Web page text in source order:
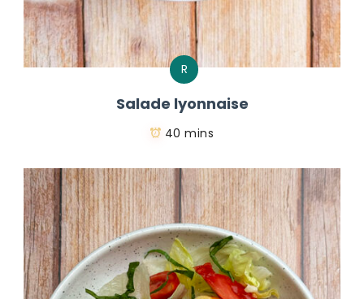
R
Salade lyonnaise
40 mins